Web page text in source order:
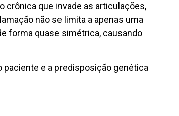
crônica que invade as articulações,
não se limita a apenas uma
forma quase simétrica, causando
e a predisposição genética